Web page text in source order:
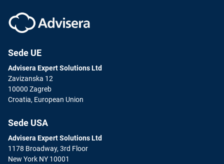
Sede UE
Advisera Expert Solutions Ltd
Zavizanska 12
10000 Zagreb
Croatia, European Union
Sede USA
Advisera Expert Solutions Ltd
1178 Broadway, 3rd Floor
New York NY 10001